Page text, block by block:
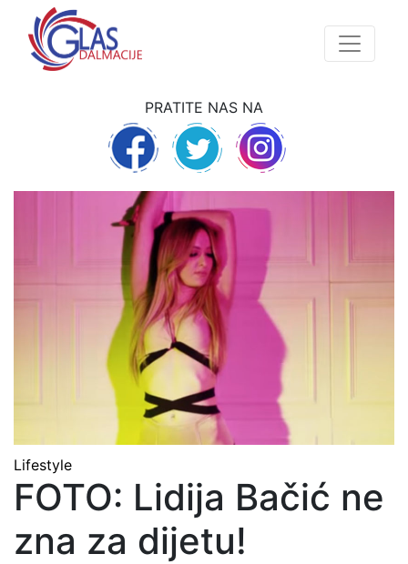
PRATITE NAS NA
Lifestyle
FOTO: Lidija Bačić ne
zna za dijetu!